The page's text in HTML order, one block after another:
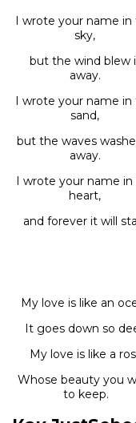
I wrote your name in
sky,
but the wind blew
away.
I wrote your name in
sand,
but the waves
away.
I wrote your name in
heart,
and forever it will
My love is like an
It goes down so
My love is like a
Whose beauty you
to keep.